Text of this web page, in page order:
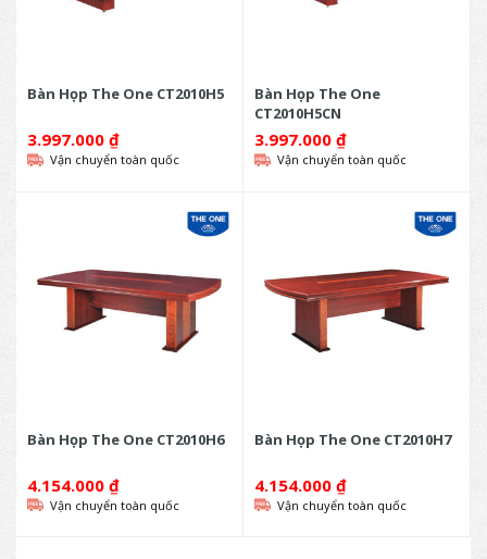
Bàn Họp The One CT2010H5
3.997.000 ₫
Vận chuyển toàn quốc
Bàn Họp The One
CT2010H5CN
3.997.000 ₫
Vận chuyển toàn quốc
Bàn Họp The One CT2010H6
4.154.000 ₫
Vận chuyển toàn quốc
Bàn Họp The One CT2010H7
4.154.000 ₫
Vận chuyển toàn quốc